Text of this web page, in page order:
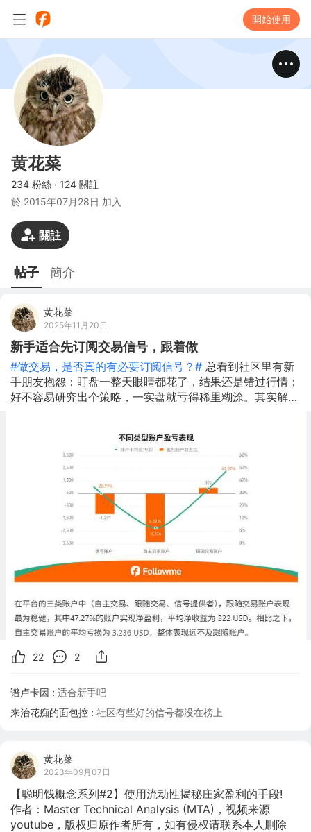
開始使用
黄花菜
234 粉絲 · 124 關註
於 2015年07月28日 加入
關註
帖子 簡介
黄花菜
2025年11月20日
新手适合先订阅交易信号，跟着做
#做交易，是否真的有必要订阅信号？# 总看到社区里有新
手朋友抱怨：盯盘一整天眼睛都花了，结果还是错过行情；
好不容易研究出个策略，一实盘就亏得稀里糊涂。其实解决
2025半年报写了，跟随交易账户盈利占比47.27%，平均净
收益322 USD，而自主交易账户平均亏损3236 USD。这
差距，是不是有点扎心？ 总结三个我认为的理由吧 1.告别
盯盘焦虑，碎片时间也能做交易 2.跟着高手学真本事，比
自己瞎琢磨强 3.提升胜率和效率 当然了，不是所有信号
22 2
谱卢卡因 : 适合新手吧
来治花痴的面包控 : 社区有些好的信号都没在榜上
黄花菜
2023年09月07日
【聪明钱概念系列#2】使用流动性揭秘庄家盈利的手段!
作者：Master Technical Analysis (MTA)，视频来源
youtube，版权归原作者所有，如有侵权请联系本人删除